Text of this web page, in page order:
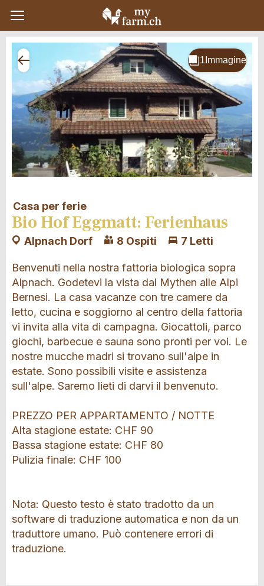
Casa per ferie
Bio Hof Eggmatt: Ferienhaus
Alpnach Dorf 8 Ospiti 7 Letti
Benvenuti nella nostra fattoria biologica sopra
Alpnach. Godetevi la vista dal Mythen alle Alpi
Bernesi. La casa vacanze con tre camere da
letto, cucina e soggiorno al centro della fattoria
vi invita alla vita di campagna. Giocattoli, parco
giochi, barbecue e sauna sono pronti per voi. Le
nostre mucche madri si trovano sull'alpe in
estate. Sono possibili visite e assistenza
sull'alpe. Saremo lieti di darvi il benvenuto.
PREZZO PER APPARTAMENTO / NOTTE
Alta stagione estate: CHF 90
Bassa stagione estate: CHF 80
Pulizia finale: CHF 100
Nota: Questo testo è stato tradotto da un
software di traduzione automatica e non da un
traduttore umano. Può contenere errori di
traduzione.